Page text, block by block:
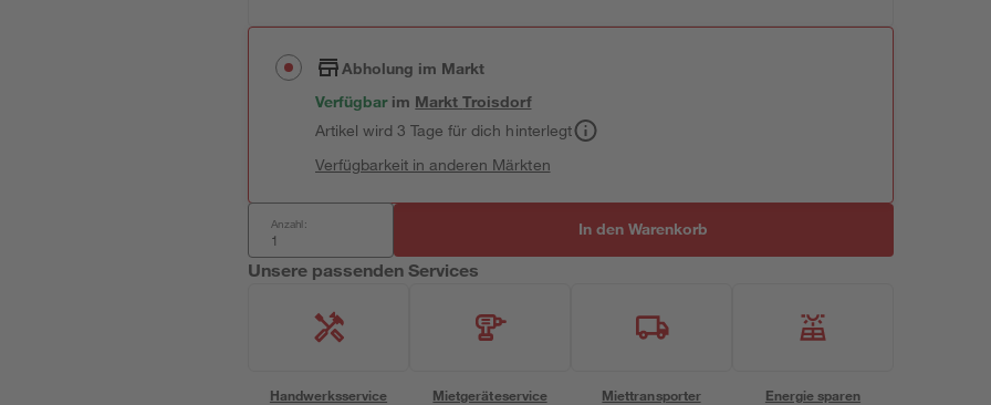
Abholung im Markt
Verfügbar im MarktTroisdorf
Artikel wird 3 Tage für dich hinterlegt
Verfügbarkeit in anderen Märkten
Anzahl: In den Warenkorb
Unsere passenden Services
Handwerksservice Mietgeräteservice Miettransporter Energie sparen